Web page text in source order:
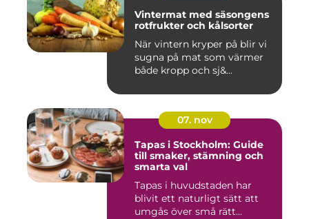
Vintermat med säsongens
rotfrukter och kålsorter
När vintern kryper på blir vi
sugna på mat som värmer
både kropp och sj&...
07. nov
Tapas i Stockholm: Guide
till smaker, stämning och
smarta val
Tapas i huvudstaden har
blivit ett naturligt sätt att
umgås över små rätt...